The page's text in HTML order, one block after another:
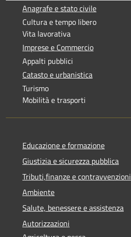
Anagrafe e stato civile
Cultura e tempo libero
Vita lavorativa
Imprese e Commercio
Appalti pubblici
Catasto e urbanistica
Turismo
Mobilità e trasporti
Educazione e formazione
Giustizia e sicurezza pubblica
Tributi,finanze e contravvenzioni
Ambiente
Salute, benessere e assistenza
Autorizzazioni